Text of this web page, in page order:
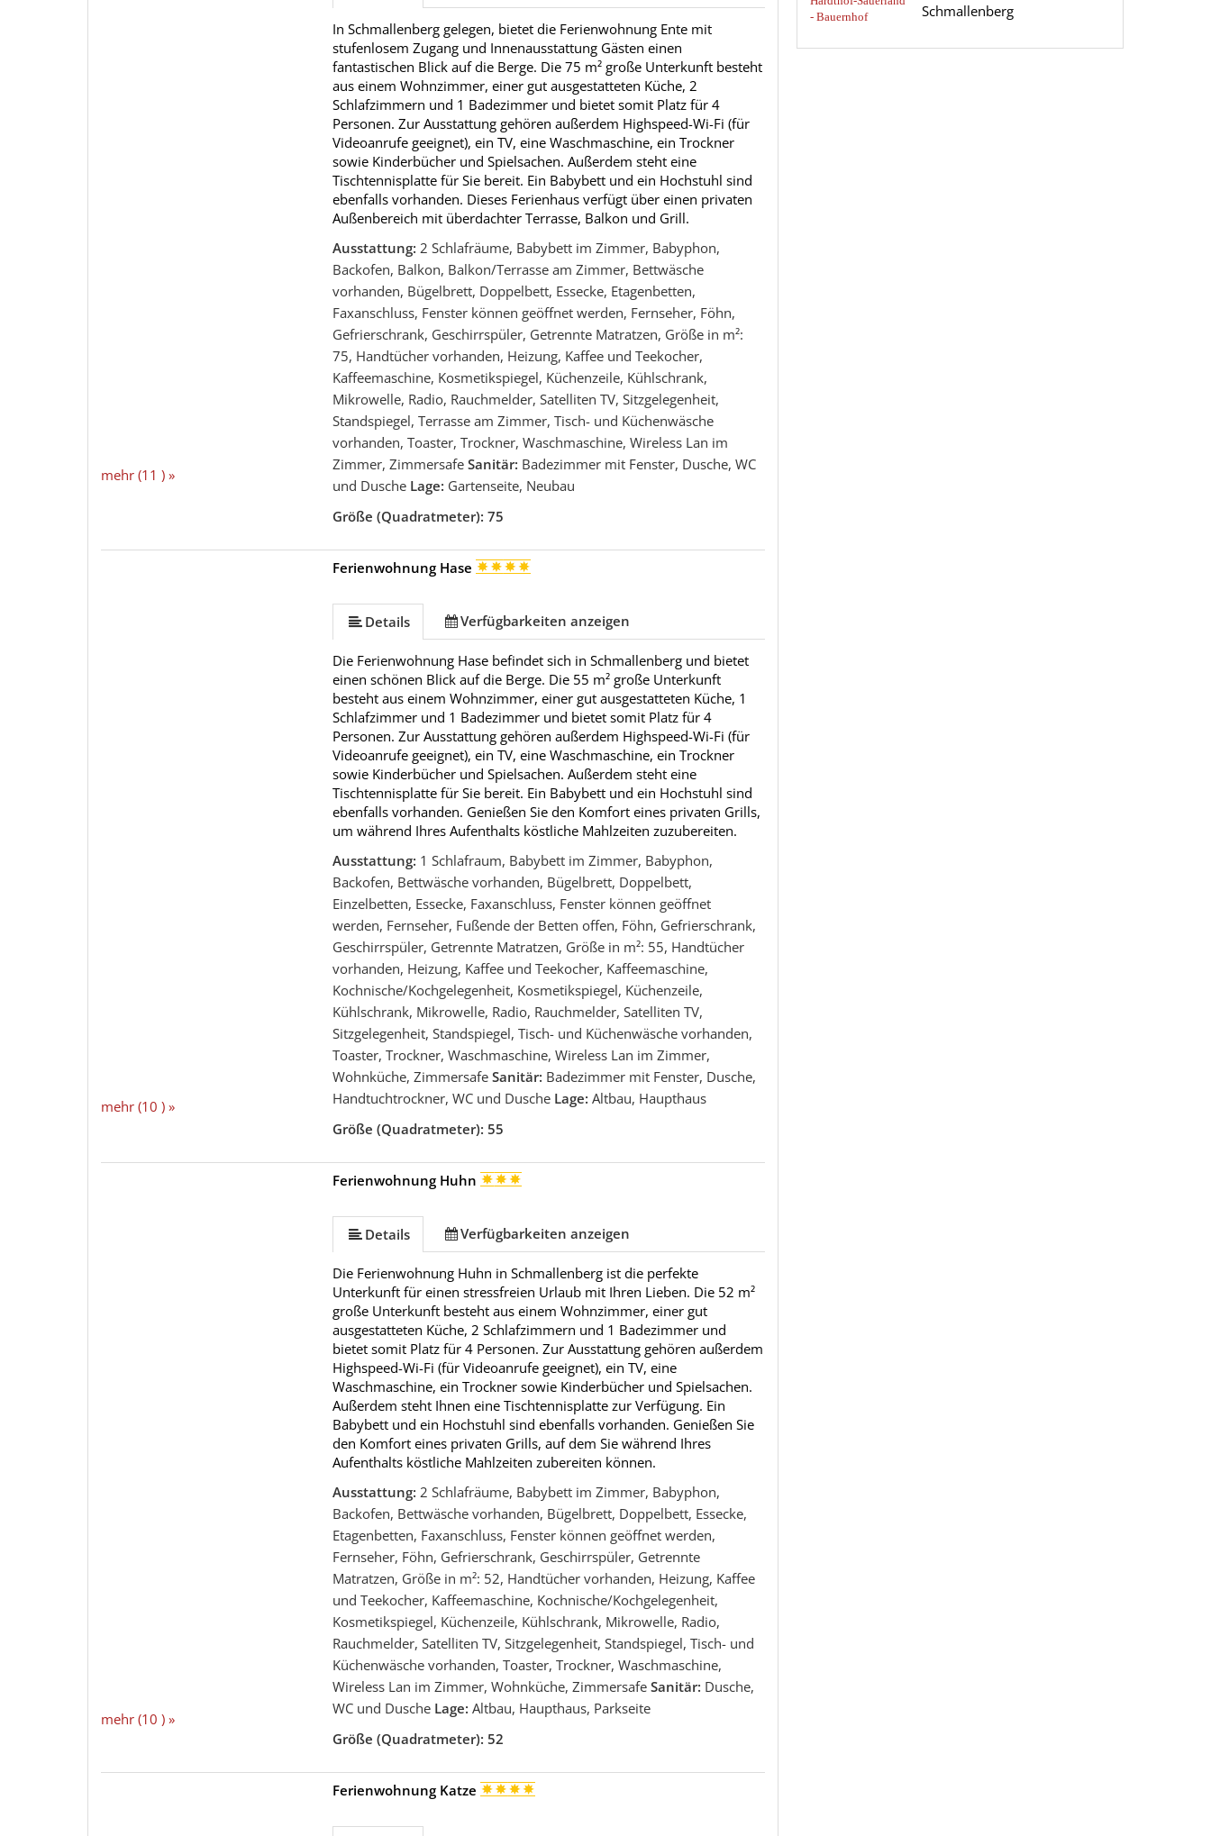
mehr (11 ) »
In Schmallenberg gelegen, bietet die Ferienwohnung Ente mit
stufenlosem Zugang und Innenausstattung Gästen einen
fantastischen Blick auf die Berge. Die 75 m² große Unterkunft besteht
aus einem Wohnzimmer, einer gut ausgestatteten Küche, 2
Schlafzimmern und 1 Badezimmer und bietet somit Platz für 4
Personen. Zur Ausstattung gehören außerdem Highspeed-Wi-Fi (für
Videoanrufe geeignet), ein TV, eine Waschmaschine, ein Trockner
sowie Kinderbücher und Spielsachen. Außerdem steht eine
Tischtennisplatte für Sie bereit. Ein Babybett und ein Hochstuhl sind
ebenfalls vorhanden. Dieses Ferienhaus verfügt über einen privaten
Außenbereich mit überdachter Terrasse, Balkon und Grill.
Ausstattung: 2 Schlafräume, Babybett im Zimmer, Babyphon,
Backofen, Balkon, Balkon/Terrasse am Zimmer, Bettwäsche
vorhanden, Bügelbrett, Doppelbett, Essecke, Etagenbetten,
Faxanschluss, Fenster können geöffnet werden, Fernseher, Föhn,
Gefrierschrank, Geschirrspüler, Getrennte Matratzen, Größe in m²:
75, Handtücher vorhanden, Heizung, Kaffee und Teekocher,
Kaffeemaschine, Kosmetikspiegel, Küchenzeile, Kühlschrank,
Mikrowelle, Radio, Rauchmelder, Satelliten TV, Sitzgelegenheit,
Standspiegel, Terrasse am Zimmer, Tisch- und Küchenwäsche
vorhanden, Toaster, Trockner, Waschmaschine, Wireless Lan im
Zimmer, Zimmersafe Sanitär: Badezimmer mit Fenster, Dusche, WC
und Dusche Lage: Gartenseite, Neubau
Größe (Quadratmeter): 75
mehr (10 ) »
Ferienwohnung Hase
Details Verfügbarkeiten anzeigen
Die Ferienwohnung Hase befindet sich in Schmallenberg und bietet
einen schönen Blick auf die Berge. Die 55 m² große Unterkunft
besteht aus einem Wohnzimmer, einer gut ausgestatteten Küche, 1
Schlafzimmer und 1 Badezimmer und bietet somit Platz für 4
Personen. Zur Ausstattung gehören außerdem Highspeed-Wi-Fi (für
Videoanrufe geeignet), ein TV, eine Waschmaschine, ein Trockner
sowie Kinderbücher und Spielsachen. Außerdem steht eine
Tischtennisplatte für Sie bereit. Ein Babybett und ein Hochstuhl sind
ebenfalls vorhanden. Genießen Sie den Komfort eines privaten Grills,
um während Ihres Aufenthalts köstliche Mahlzeiten zuzubereiten.
Ausstattung: 1 Schlafraum, Babybett im Zimmer, Babyphon,
Backofen, Bettwäsche vorhanden, Bügelbrett, Doppelbett,
Einzelbetten, Essecke, Faxanschluss, Fenster können geöffnet
werden, Fernseher, Fußende der Betten offen, Föhn, Gefrierschrank,
Geschirrspüler, Getrennte Matratzen, Größe in m²: 55, Handtücher
vorhanden, Heizung, Kaffee und Teekocher, Kaffeemaschine,
Kochnische/Kochgelegenheit, Kosmetikspiegel, Küchenzeile,
Kühlschrank, Mikrowelle, Radio, Rauchmelder, Satelliten TV,
Sitzgelegenheit, Standspiegel, Tisch- und Küchenwäsche vorhanden,
Toaster, Trockner, Waschmaschine, Wireless Lan im Zimmer,
Wohnküche, Zimmersafe Sanitär: Badezimmer mit Fenster, Dusche,
Handtuchtrockner, WC und Dusche Lage:Altbau, Haupthaus
Größe (Quadratmeter): 55
mehr (10 ) »
Ferienwohnung Huhn
Details Verfügbarkeiten anzeigen
Die Ferienwohnung Huhn in Schmallenberg ist die perfekte
Unterkunft für einen stressfreien Urlaub mit Ihren Lieben. Die 52 m²
große Unterkunft besteht aus einem Wohnzimmer, einer gut
ausgestatteten Küche, 2 Schlafzimmern und 1 Badezimmer und
bietet somit Platz für 4 Personen. Zur Ausstattung gehören außerdem
Highspeed-Wi-Fi (für Videoanrufe geeignet), ein TV, eine
Waschmaschine, ein Trockner sowie Kinderbücher und Spielsachen.
Außerdem steht Ihnen eine Tischtennisplatte zur Verfügung. Ein
Babybett und ein Hochstuhl sind ebenfalls vorhanden. Genießen Sie
den Komfort eines privaten Grills, auf dem Sie während Ihres
Aufenthalts köstliche Mahlzeiten zubereiten können.
Ausstattung: 2 Schlafräume, Babybett im Zimmer, Babyphon,
Backofen, Bettwäsche vorhanden, Bügelbrett, Doppelbett, Essecke,
Etagenbetten, Faxanschluss, Fenster können geöffnet werden,
Fernseher, Föhn, Gefrierschrank, Geschirrspüler, Getrennte
Matratzen, Größe in m²: 52, Handtücher vorhanden, Heizung, Kaffee
und Teekocher, Kaffeemaschine, Kochnische/Kochgelegenheit,
Kosmetikspiegel, Küchenzeile, Kühlschrank, Mikrowelle, Radio,
Rauchmelder, Satelliten TV, Sitzgelegenheit, Standspiegel, Tisch- und
Küchenwäsche vorhanden, Toaster, Trockner, Waschmaschine,
Wireless Lan im Zimmer, Wohnküche, Zimmersafe Sanitär: Dusche,
WC und Dusche Lage:Altbau, Haupthaus, Parkseite
Größe (Quadratmeter): 52
Ferienwohnung Katze
Schmallenberg